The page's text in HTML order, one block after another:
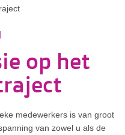
op het
medewerkers is van groot
van zowel u als de